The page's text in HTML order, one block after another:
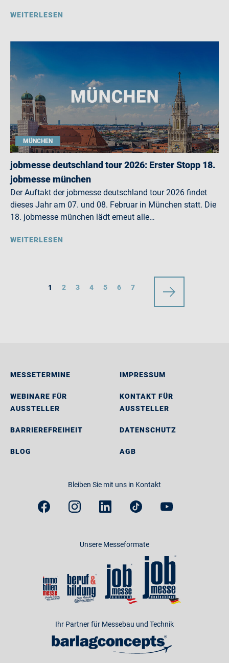
WEITERLESEN
MÜNCHEN
jobmesse deutschland tour 2026: Erster Stopp 18.
jobmesse münchen
Der Auftakt der jobmesse deutschland tour 2026 findet
dieses Jahr am 07. und 08. Februar in München statt. Die
18. jobmesse münchen lädt erneut alle…
WEITERLESEN
1 2 3 4 5 6 7
MESSETERMINE
WEBINARE FÜR
AUSSTELLER
BARRIEREFREIHEIT
BLOG
IMPRESSUM
KONTAKT FÜR
AUSSTELLER
DATENSCHUTZ
AGB
Bleiben Sie mit uns in Kontakt
Unsere Messeformate
Ihr Partner für Messebau und Technik